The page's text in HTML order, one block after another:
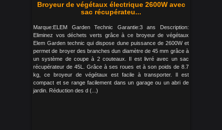
Broyeur de végétaux électrique 2600W avec
sac récupérateu...
Marque:ELEM Garden Technic Garantie:3 ans Description:
Eliminez vos déchets verts grâce à ce broyeur de végétaux
Elem Garden technic qui dispose dune puissance de 2600W et
permet de broyer des branches dun diamètre de 45 mm grâce à
un système de coupe à 2 couteaux. Il est livré avec un sac
récupérateur de 45L. Grâce à ses roues et à son poids de 8.7
kg, ce broyeur de végétaux est facile à transporter. Il est
compact et se range facilement dans un garage ou un abri de
jardin. Réduction des d (...)